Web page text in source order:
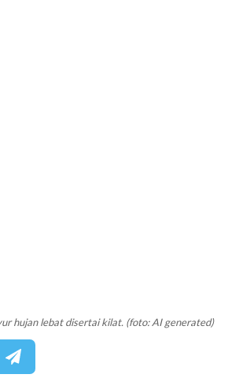
hujan lebat disertai kilat. (foto: AI generated)